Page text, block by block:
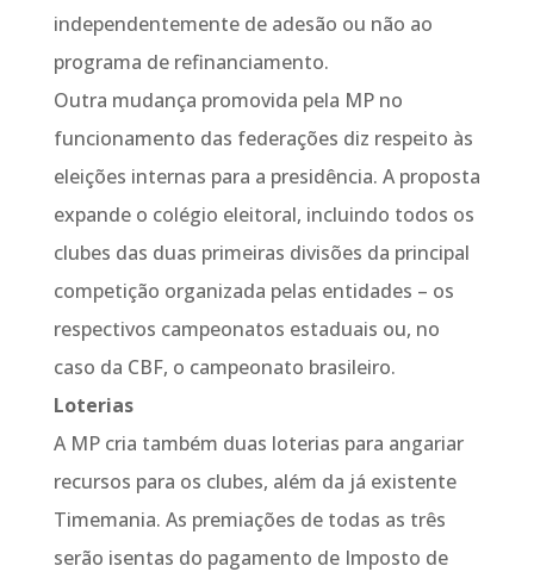
independentemente de adesão ou não ao
programa de refinanciamento.
Outra mudança promovida pela MP no
funcionamento das federações diz respeito às
eleições internas para a presidência. A proposta
expande o colégio eleitoral, incluindo todos os
clubes das duas primeiras divisões da principal
competição organizada pelas entidades – os
respectivos campeonatos estaduais ou, no
caso da CBF, o campeonato brasileiro.
Loterias
A MP cria também duas loterias para angariar
recursos para os clubes, além da já existente
Timemania. As premiações de todas as três
serão isentas do pagamento de Imposto de